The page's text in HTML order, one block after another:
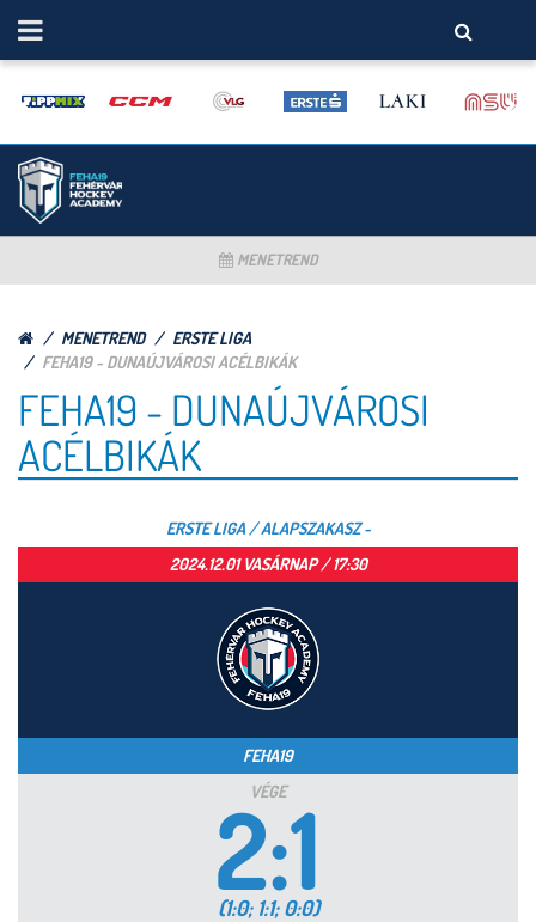
MENETREND
MENETREND
ERSTE LIGA
FEHA19 - DUNAÚJVÁROSI ACÉLBIKÁK
FEHA19 - DUNAÚJVÁROSI
ACÉLBIKÁK
ERSTE LIGA / ALAPSZAKASZ -
2024.12.01 VASÁRNAP / 17:30
FEHA19
VÉGE
2:1
(1:0; 1:1; 0:0)